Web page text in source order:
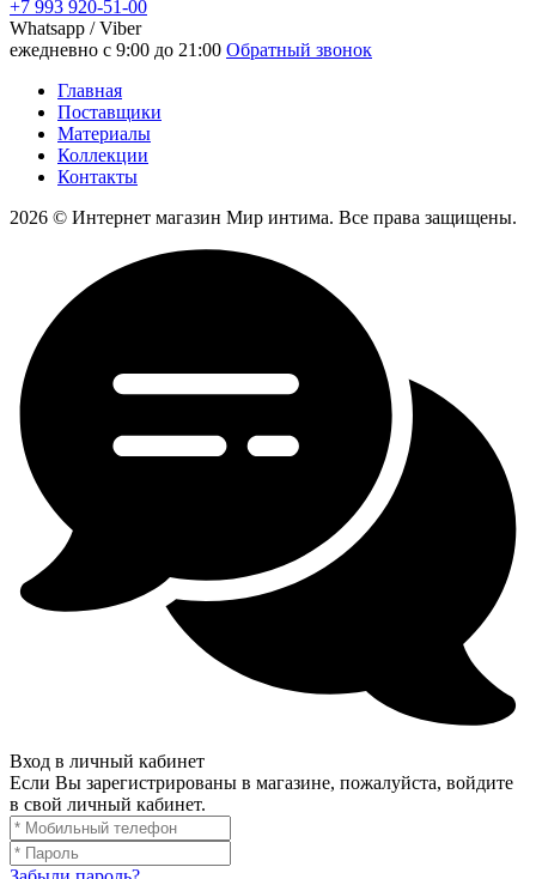
+7 993 920-51-00
Whatsapp / Viber
ежедневно с 9:00 до 21:00 Обратный звонок
Главная
Поставщики
Материалы
Коллекции
Контакты
2026 © Интернет магазин Мир интима. Все права защищены.
Вход в личный кабинет
Если Вы зарегистрированы в магазине, пожалуйста, войдите
в свой личный кабинет.